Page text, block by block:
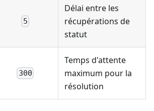
5
Délai entre les
récupérations de
statut
300
Temps d'attente
maximum pour la
résolution